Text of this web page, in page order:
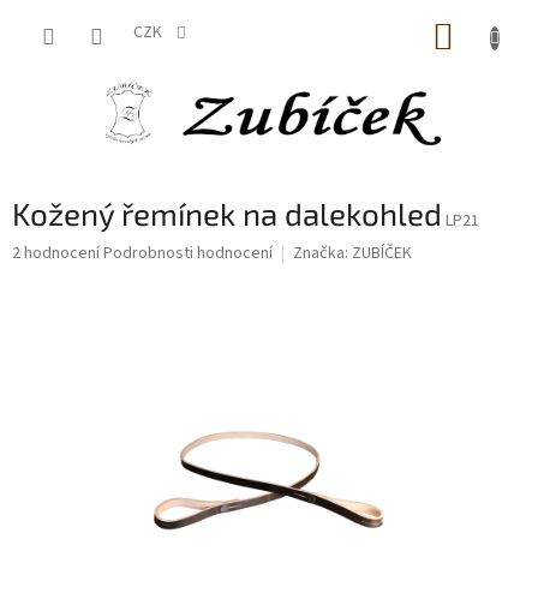
CZK
Kožený řemínek na dalekohled LP21
Průměrné
2 hodnoceníPodrobnosti hodnocení Značka: ZUBÍČEK